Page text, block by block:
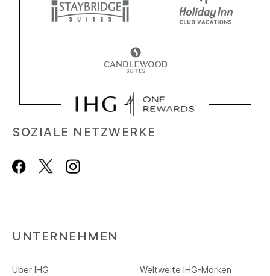
SOZIALE NETZWERKE
UNTERNEHMEN
Über IHG Weltweite IHG-Marken